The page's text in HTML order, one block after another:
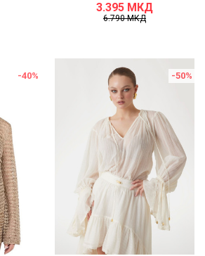
3.395 МКД
6.790МКД
-40% -50%